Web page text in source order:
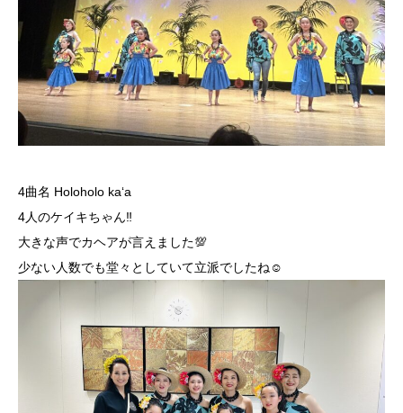
4曲名 Holoholo kaʻa
4人のケイキちゃん‼︎
大きな声でカヘアが言えました💯
少ない人数でも堂々としていて立派でしたね☺️